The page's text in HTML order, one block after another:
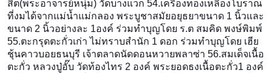
สิต(พระอาจารย์หนุ่ม) วัดบางแวก 54.เครื่องทองเหลืองโบราณ
ที่งมได้จากแม่นํ้าแม่กลอง พระบูชาสมัยอยุธยาขนาด 1 นิ้วและ
ขนาด 2 นิ้วอย่างละ 1องค์ ร่วมทำบุญโดย ร.ต สมคิด พงษ์พิมพ์
55.ตะกรุดตะกั่วเก่า ไม่ทราบสำนัก 1 ดอก ร่วมทำบุญโดย เฮีย
ชุ้นคาวบอยธนบุรี เจ้าตลาดนัดดอนหวายพลาซ่า 56.สมเด็จเนื้อ
ตะกั่ว หลวงปู่อั๊บ วัดท้องไทร 2 องค์ พระยอดธงเนื้อตะกั่ว1 องค์